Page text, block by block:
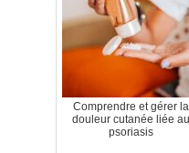
Comprendre et gérer la
douleur cutanée liée au
psoriasis